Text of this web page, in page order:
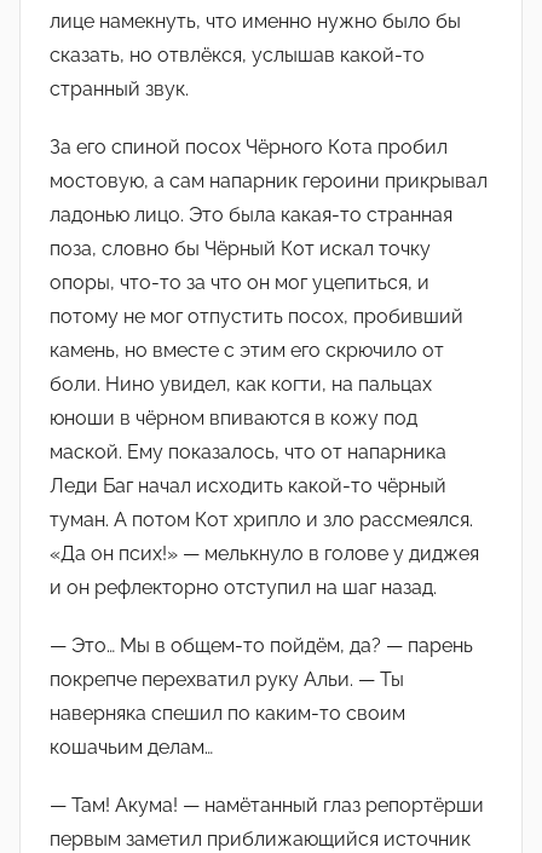
лице намекнуть, что именно нужно было бы
сказать, но отвлёкся, услышав какой-то
странный звук.
За его спиной посох Чёрного Кота пробил
мостовую, а сам напарник героини прикрывал
ладонью лицо. Это была какая-то странная
поза, словно бы Чёрный Кот искал точку
опоры, что-то за что он мог уцепиться, и
потому не мог отпустить посох, пробивший
камень, но вместе с этим его скрючило от
боли. Нино увидел, как когти, на пальцах
юноши в чёрном впиваются в кожу под
маской. Ему показалось, что от напарника
Леди Баг начал исходить какой-то чёрный
туман. А потом Кот хрипло и зло рассмеялся.
«Да он псих!» — мелькнуло в голове у диджея
и он рефлекторно отступил на шаг назад.
— Это… Мы в общем-то пойдём, да? — парень
покрепче перехватил руку Альи. — Ты
наверняка спешил по каким-то своим
кошачьим делам…
— Там! Акума! — намётанный глаз репортёрши
первым заметил приближающийся источник